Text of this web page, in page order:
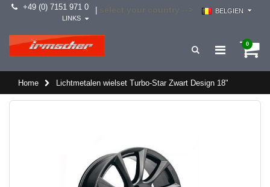
+49 (0) 7151 971 0
BELGIEN
LINKS
0
Home Lichtmetalen wielset Turbo-Star Zwart Design 18"